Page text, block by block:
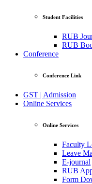
Student Facilities
RUB
RUB
Conference
Conference Link
GST | Admission
Online Services
Online Services
Faculty
Leave
E-journal
RUB
Form